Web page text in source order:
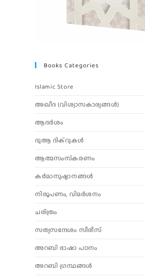
Books Categories
Islamic Store
അഖീദ (വിശ്വാസകാര്യങ്ങള്‍)
ആദര്‍ശം
ദുആ ദിക്റുകൾ
ആത്മസംസ്‌കരണം
കര്‍മാനുഷ്ഠാനങ്ങള്‍
നിരൂപണം, വിമര്‍ശനം
ചരിത്രം
സത്യസന്ദേശം സീരീസ്
അറബി ഭാഷാ പഠനം
അറബി ഗ്രന്ഥങ്ങൾ